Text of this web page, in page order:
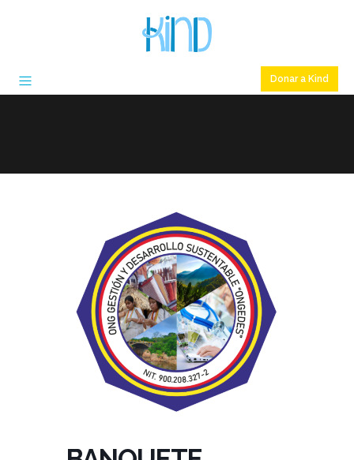
Donar a Kind